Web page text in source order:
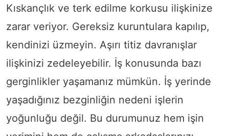
Kıskançlık ve terk edilme korkusu ilişkinize
zarar veriyor. Gereksiz kuruntulara kapılıp,
kendinizi üzmeyin. Aşırı titiz davranışlar
ilişkinizi zedeleyebilir. İş konusunda bazı
gerginlikler yaşamanız mümkün. İş yerinde
yaşadığınız bezginliğin nedeni işlerin
yoğunluğu değil. Bu durumunuz hem işin